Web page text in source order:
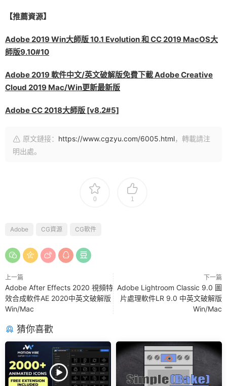
【推薦資源】
Adobe 2019 Win大師版 10.1 Evolution 和 CC 2019 MacOS大
師版9.10#10
Adobe 2019 軟件中文/英文破解版免費下載 Adobe Creative
Cloud 2019 Mac/Win更新最新版
Adobe CC 2018大師版 [v8.2#5]
原文鏈接： https://www.cgzyu.com/6005.html，轉載請注
明出處。
0 1
Adobe CG資源 CG軟件
上一篇
Adobe After Effects 2020 視頻特
效合成軟件AE 2020中英文破解版
Win/Mac
下一篇
Adobe Lightroom Classic 9.0 圖
片處理軟件LR 9.0 中英文破解版
Win/Mac
猜你喜歡